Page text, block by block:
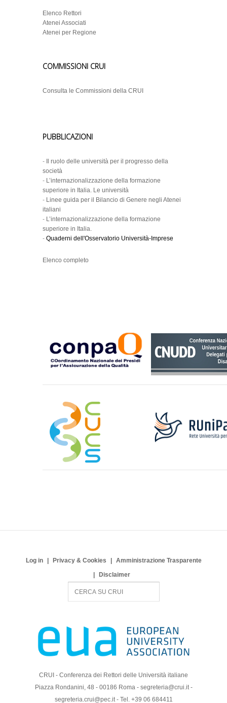
Elenco Rettori
Atenei Associati
Atenei per Regione
COMMISSIONI CRUI
Consulta le Commissioni della CRUI
PUBBLICAZIONI
-
Il ruolo delle università per il progresso della
società
- L’internazionalizzazione della formazione
superiore in Italia. Le università
- Linee guida per il Bilancio di Genere negli Atenei
italiani
- L’internazionalizzazione della formazione
superiore in Italia.
- Quaderni dell'Osservatorio Università-Imprese
Elenco completo
Log in Privacy & Cookies
Amministrazione Trasparente
Disclaimer
c
CRUI - Conferenza dei Rettori delle Università italiane
Piazza Rondanini, 48 - 00186 Roma - segreteria@crui.it -
segreteria.crui@pec.it - Tel. +39 06 684411